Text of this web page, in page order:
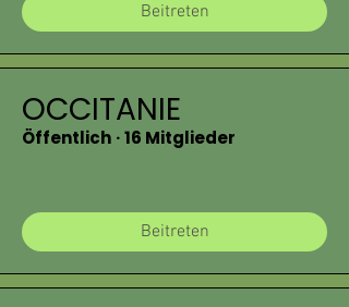
Beitreten
OCCITANIE
Öffentlich ·16 Mitglieder
Beitreten